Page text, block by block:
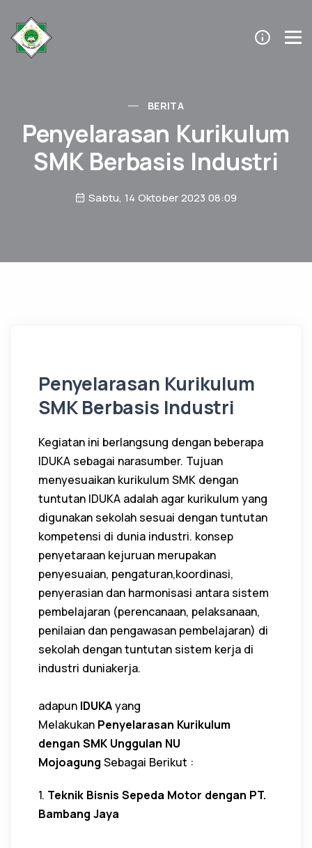
BERITA
Penyelarasan Kurikulum
SMK Berbasis Industri
Sabtu, 14 Oktober 2023 08:09
Penyelarasan Kurikulum
SMK Berbasis Industri
Kegiatan ini berlangsung dengan beberapa
IDUKA sebagai narasumber. Tujuan
menyesuaikan kurikulum SMK dengan
tuntutan IDUKA adalah agar kurikulum yang
digunakan sekolah sesuai dengan tuntutan
kompetensi di dunia industri. konsep
penyetaraan kejuruan merupakan
penyesuaian, pengaturan,koordinasi,
penyerasian dan harmonisasi antara sistem
pembelajaran (perencanaan, pelaksanaan,
penilaian dan pengawasan pembelajaran) di
sekolah dengan tuntutan sistem kerja di
industri duniakerja.
adapun IDUKAyang
Melakukan Penyelarasan Kurikulum
dengan SMK Unggulan NU
Mojoagung Sebagai Berikut :
1. Teknik Bisnis Sepeda Motor dengan PT.
Bambang Jaya